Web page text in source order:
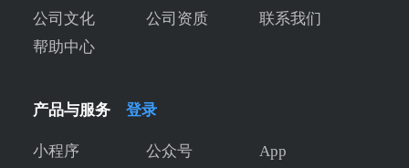
公司文化
公司资质
联系我们
帮助中心
产品与服务 登录
小程序 公众号
App